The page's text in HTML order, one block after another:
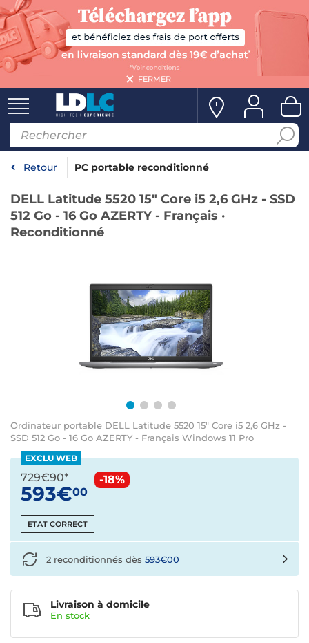
FERMER
Retour PC portable reconditionné
DELL Latitude 5520 15" Core i5 2,6 GHz - SSD
512 Go - 16 Go AZERTY - Français ·
Reconditionné
Ordinateur portable DELL Latitude 5520 15" Core i5 2,6 GHz -
SSD 512 Go - 16 Go AZERTY - Français Windows 11 Pro
EXCLU WEB
729€90*
593€00
-18%
ETAT CORRECT
Livraison à domicile
En stock
2 reconditionnés dès 593€00